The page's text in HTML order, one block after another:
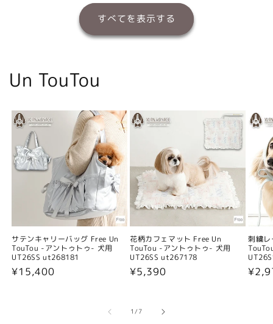
すべてを表示する
Un TouTou
サテンキャリーバッグ Free Un
TouTou -アントゥトゥ- 犬用
UT26SS ut268181
通
¥15,400
花柄カフェマット Free Un
TouTou -アントゥトゥ- 犬用
UT26SS ut267178
通
格
¥5,390
刺繍
通
1/の
7